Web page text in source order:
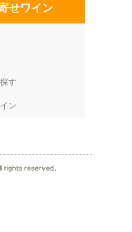
せワイン
す
ン